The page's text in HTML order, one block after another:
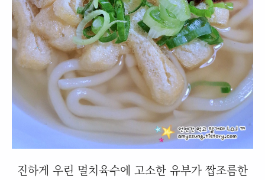
진하게 우린 멸치육수에 고소한 유부가 짭조름한